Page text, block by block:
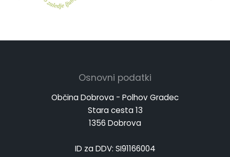
Osnovni podatki
Občina Dobrova - Polhov Gradec
Stara cesta 13
1356 Dobrova
ID za DDV: SI91166004